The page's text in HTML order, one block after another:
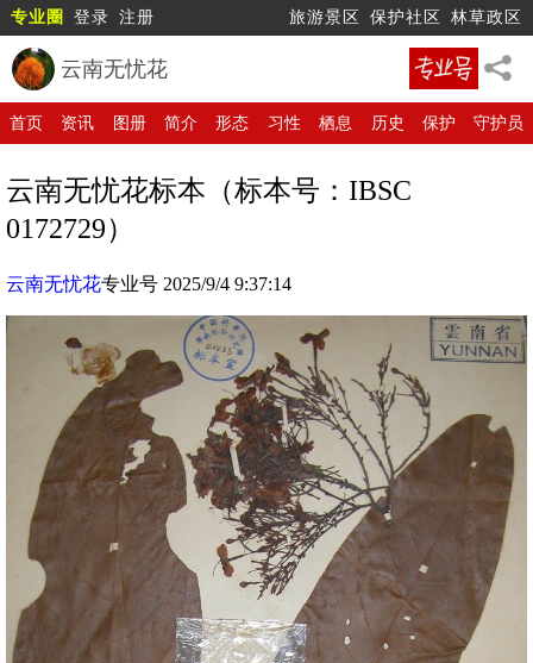
专业圈 登录 注册 旅游景区 保护社区 林草政区
云南无忧花
首页 资讯 图册 简介 形态 习性 栖息 历史 保护 守护员
云南无忧花标本（标本号：IBSC
0172729）
云南无忧花专业号 2025/9/4 9:37:14